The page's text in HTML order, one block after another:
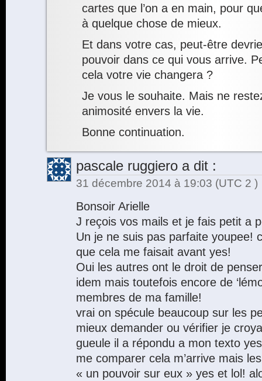
cartes que l’on a en main, pour
à quelque chose de mieux.
Et dans votre cas, peut-être
pouvoir dans ce qui vous arrive.
cela votre vie changera ?
Je vous le souhaite. Mais ne
animosité envers la vie.
Bonne continuation.
pascale ruggiero a dit :
31 décembre 2014 à 19:03 (UTC 2 )
Bonsoir Arielle
J reçois vos mails et je fais petit a
Un je ne suis pas parfaite youpee!
que cela me faisait avant yes!
Oui les autres ont le droit de
idem mais toutefois encore de
membres de ma famille!
vrai on spécule beaucoup sur les
mieux demander ou vérifier je
gueule il a répondu a mon texto
me comparer cela m’arrive mais
« un pouvoir sur eux » yes et lol!